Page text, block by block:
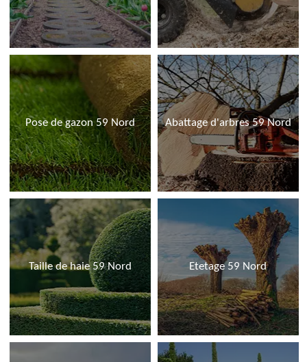
Pose de gazon 59 Nord Abattage d'arbres 59 Nord
Taille de haie 59 Nord Etetage 59 Nord